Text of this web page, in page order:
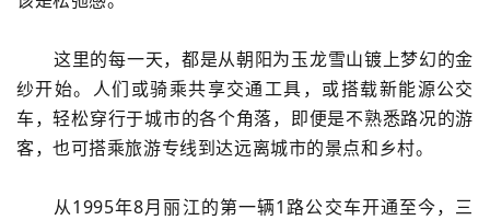
这里的每一天，都是从朝阳为玉龙雪山镀上梦幻的金
纱开始。人们或骑乘共享交通工具，或搭载新能源公交
车，轻松穿行于城市的各个角落，即便是不熟悉路况的游
客，也可搭乘旅游专线到达远离城市的景点和乡村。
从1995年8月丽江的第一辆1路公交车开通至今，三